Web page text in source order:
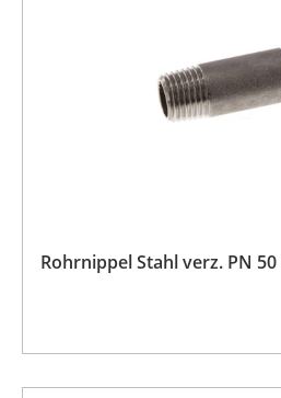
Rohrnippel Stahl verz. PN